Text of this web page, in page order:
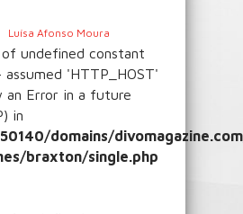
Luísa Afonso Moura
of undefined constant
assumed 'HTTP_HOST'
an Error in a future
in
domains/
braxton/single.php